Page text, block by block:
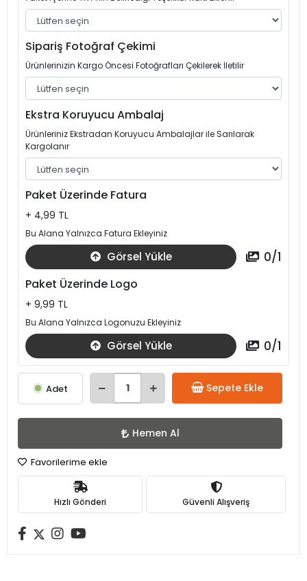
Sipariş Fotoğraf Çekimi
Ürünlerinizin Kargo Öncesi Fotoğrafları Çekilerek İletilir
Ekstra Koruyucu Ambalaj
Ürünleriniz Ekstradan Koruyucu Ambalajlar ile Sarılarak
Kargolanır
Paket Üzerinde Fatura
+ 4,99 TL
Bu Alana Yalnızca Fatura Ekleyiniz
Görsel Yükle 0/1
Paket Üzerinde Logo
+ 9,99 TL
Bu Alana Yalnızca Logonuzu Ekleyiniz
Görsel Yükle 0/1
Adet Sepete Ekle
Hemen Al
Favorilerime ekle
Hızlı Gönderi Güvenli Alışveriş